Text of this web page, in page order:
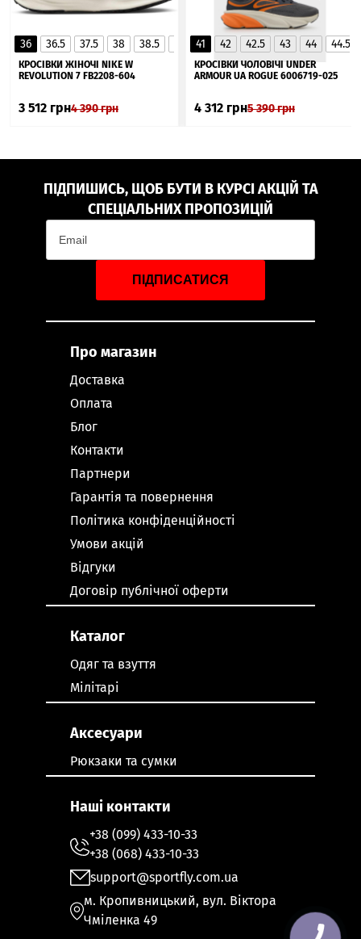
36 36.5 37.5 38 38.5 40 40.5
41
▲
КРОСІВКИ ЖІНОЧІ NIKE W
REVOLUTION 7 FB2208-604
3 512 грн4 390грн
41 42 42.5 43 44 44.5
КРОСІВКИ ЧОЛОВІЧІ UNDER
ARMOUR UA ROGUE 6006719-025
4 312 грн5 390грн
ПІДПИШИСЬ, ЩОБ БУТИ В КУРСІ АКЦІЙ ТА
СПЕЦІАЛЬНИХ ПРОПОЗИЦІЙ
ПІДПИСАТИСЯ
Про магазин
Доставка
Оплата
Блог
Контакти
Партнери
Гарантія та повернення
Політика конфіденційності
Умови акцій
Відгуки
Договір публічної оферти
Каталог
Одяг та взуття
Мілітарі
Аксесуари
Рюкзаки та сумки
Наші контакти
+38 (099) 433-10-33
+38 (068) 433-10-33
support@sportfly.com.ua
м. Кропивницький, вул. Віктора
Чміленка 49